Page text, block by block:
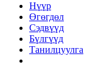
Нүүр
Өгөгдөл
Сэдвүүд
Бүлгүүд
Танилцуулга